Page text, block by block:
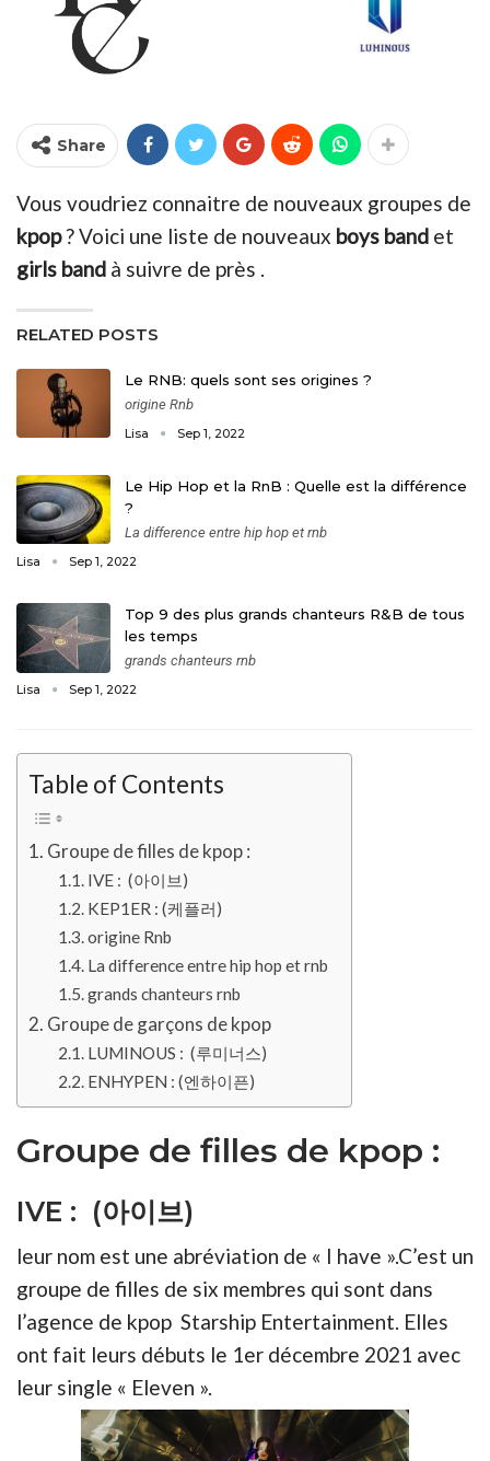
Share
Vous voudriez connaitre de nouveaux groupes de
kpop? Voici une liste de nouveaux boys band et
girls band à suivre de près .
RELATED POSTS
Le RNB: quels sont ses origines ?
origine Rnb
Lisa Sep 1, 2022
Le Hip Hop et la RnB : Quelle est la différence
?
La difference entre hip hop et rnb
Lisa Sep 1, 2022
Top 9 des plus grands chanteurs R&B de tous
les temps
grands chanteurs rnb
Lisa Sep 1, 2022
Table of Contents
Groupe de filles de kpop :
IVE : (아이브)
KEP1ER : (케플러)
origine Rnb
La difference entre hip hop et rnb
grands chanteurs rnb
Groupe de garçons de kpop
LUMINOUS : (루미너스)
ENHYPEN : (엔하이픈)
Groupe de filles de kpop :
IVE : (아이브)
leur nom est une abréviation de « I have ».C’est un
groupe de filles de six membres qui sont dans
l’agence de kpop Starship Entertainment. Elles
ont fait leurs débuts le 1er décembre 2021 avec
leur single « Eleven ».